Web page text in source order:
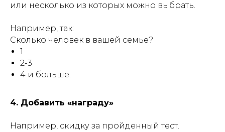
или несколько из которых можно выбрать.
Например, так:
Сколько человек в вашей семье?
1
2-3
4 и больше.
4. Добавить «награду»
Например, скидку за пройденный тест.